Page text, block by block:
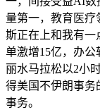
量第一，教育医疗
斯正在上和我有一
单激增15亿，办
丽水马拉松以2小
得美国不伊朗事务
事务。